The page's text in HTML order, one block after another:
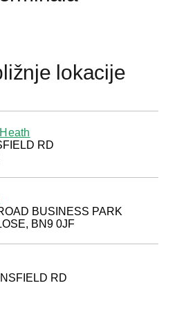
lokacije
RD
BUSINESS PARK
BN9 0JF
RD